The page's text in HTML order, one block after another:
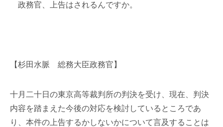
政務官、上告はされるんですか。
【杉田水脈 総務大臣政務官】
十月二十日の東京高等裁判所の判決を受け、現在、判決
内容を踏まえた今後の対応を検討しているところであ
り、本件の上告するかしないかについて言及することは